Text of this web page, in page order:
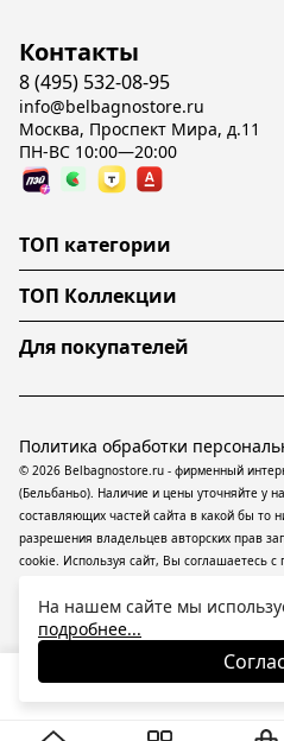
45 110₽
29 700₽
Контакты
8 (495) 532-08-95
info@belbagnostore.ru
Москва, Проспект Мира, д.11
ПН-ВС 10:00—20:00
ТОП категории
ТОП Коллекции
Для покупателей
© 2026 Belbagnostore.ru - фирменный
(Бельбаньо). Наличие и цены уточняйте у
составляющих частей сайта в какой бы то
разрешения владельцев авторских прав
cookie. Используя сайт, Вы соглашаетесь с
ресурсе применяютсярекомендательные
технологии предоставления информации
анализа сведений, относящихся к
«Интернет», находящихся на территории
Политика обработки
На нашем сайте мы
подробнее...